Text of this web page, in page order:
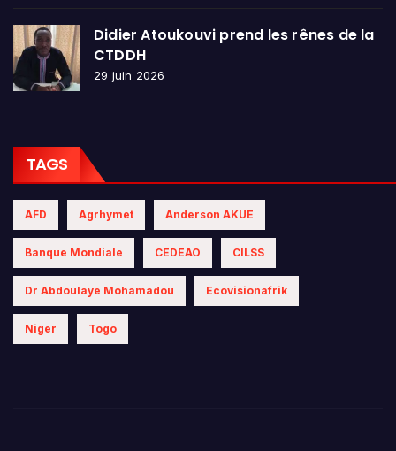
Didier Atoukouvi prend les rênes de la
CTDDH
29 juin 2026
TAGS
AFD Agrhymet Anderson AKUE
Banque Mondiale CEDEAO CILSS
Dr Abdoulaye Mohamadou Ecovisionafrik
Niger Togo